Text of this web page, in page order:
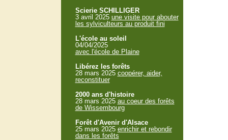
Scierie SCHILLIGER
3 avril 2025 une visite pour abouter
les sylviculteurs au produit fini
L'école au soleil
04/04/2025
avec l'école de Plaine
Libérez les forêts
28 mars 2025 coopérer, aider,
reconstituer
2000 ans d'histoire
28 mars 2025 au coeur des forêts
de Wissembourg
Forêt d'Avenir d'Alsace
25 mars 2025 enrichir et rebondir
dans les forêts